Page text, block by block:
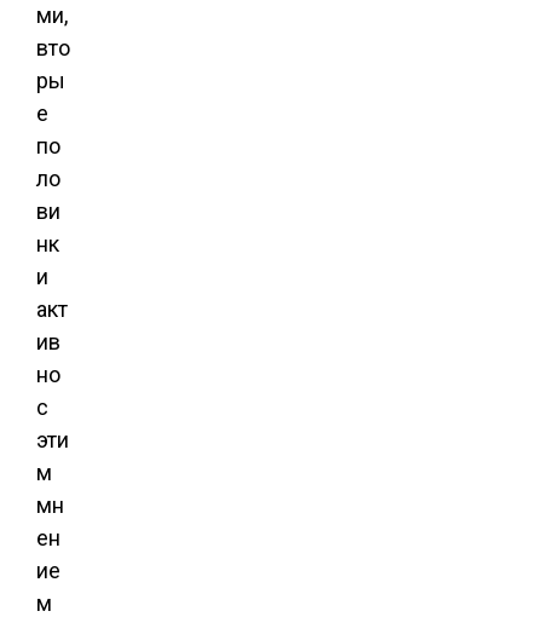
ми,
вто
ры
е
по
ло
ви
нк
и
акт
ив
но
с
эти
м
мн
ен
ие
м